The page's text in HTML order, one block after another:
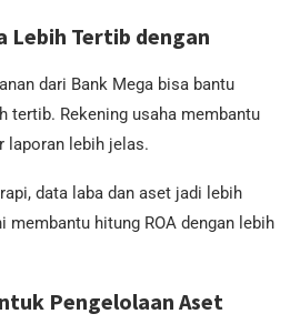
Lebih Tertib dengan
dari Bank Mega bisa bantu
tertib. Rekening usaha membantu
laporan lebih jelas.
data laba dan aset jadi lebih
membantu hitung ROA dengan lebih
Pengelolaan Aset